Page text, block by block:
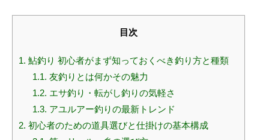
目次
1. 鮎釣り 初心者がまず知っておくべき釣り方と種類
1.1. 友釣りとは何かその魅力
1.2. エサ釣り・転がし釣りの気軽さ
1.3. アユルアー釣りの最新トレンド
2. 初心者のための道具選びと仕掛けの基本構成